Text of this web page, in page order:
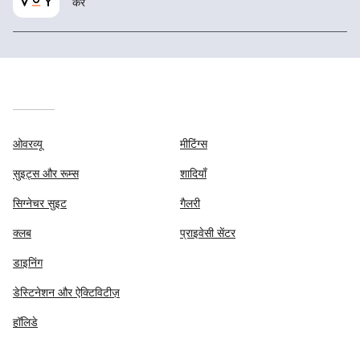
ओवरव्यू
सुइट्स और रूम्स
सिग्नेचर सुइट
क्लब
डाइनिंग
डेस्टिनेशन और ऐक्टिविटीज़
हॉलिडे
मीटिंग्स
शादियाँ
गैलरी
प्राइवेसी सेंटर